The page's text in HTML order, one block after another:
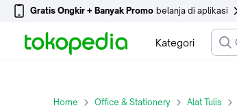
Gratis Ongkir + Banyak Promo belanja di aplikasi
Kategori
Home Office & Stationery Alat Tulis